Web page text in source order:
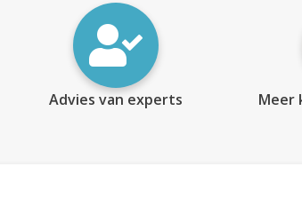
Advies van experts Meer